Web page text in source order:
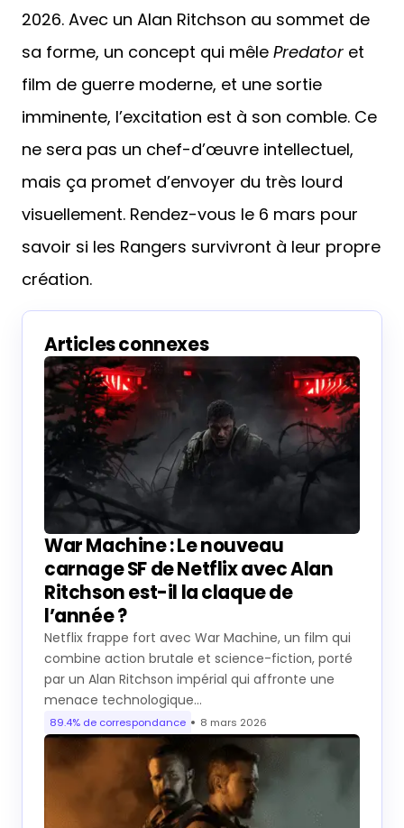
2026. Avec un Alan Ritchson au sommet de
sa forme, un concept qui mêle Predator et
film de guerre moderne, et une sortie
imminente, l’excitation est à son comble. Ce
ne sera pas un chef-d’œuvre intellectuel,
mais ça promet d’envoyer du très lourd
visuellement. Rendez-vous le 6 mars pour
savoir si les Rangers survivront à leur propre
création.
Articles connexes
War Machine : Le nouveau
carnage SF de Netflix avec Alan
Ritchson est-il la claque de
l’année ?
Netflix frappe fort avec War Machine, un film qui
combine action brutale et science-fiction, porté
par un Alan Ritchson impérial qui affronte une
menace technologique…
89.4% de correspondance 8 mars 2026